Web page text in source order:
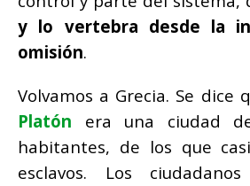
y lo vertebra desde la
omisión.
Volvamos a Grecia. Se dice
Platón era una ciudad
habitantes, de los que
esclavos. Los